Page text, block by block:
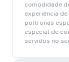
comodidade
experiência
poltronas
especial de
servidos no